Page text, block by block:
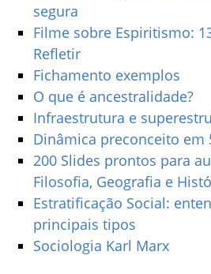
segura
Filme sobre Espiritismo:
Refletir
Fichamento exemplos
O que é ancestralidade?
Infraestrutura e
Dinâmica preconceito em
200 Slides prontos para
Filosofia, Geografia e
Estratificação Social:
principais tipos
Sociologia Karl Marx